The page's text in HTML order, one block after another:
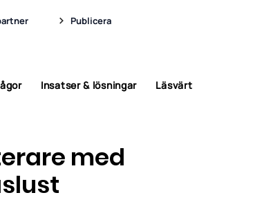
Publicera
Insatser & lösningar Läsvärt
med